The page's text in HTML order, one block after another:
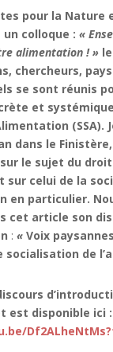
pour la Nature
colloque : «
alimentation ! »
chercheurs,
se sont réunis
et
(SSA).
dans le
le sujet du
sur celui de la
en particulier.
cet article son
: «Voix
socialisation de
est disponible ici :